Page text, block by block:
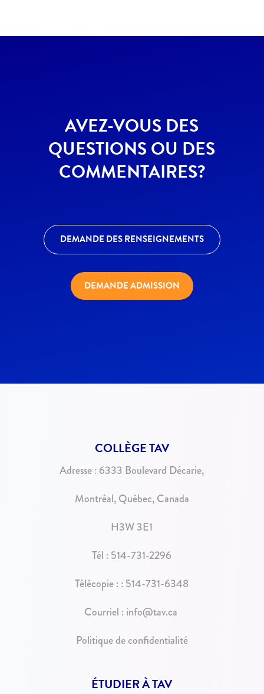
AVEZ-VOUS DES
QUESTIONS OU DES
COMMENTAIRES?
DEMANDE DES RENSEIGNEMENTS
DEMANDE ADMISSION
COLLÈGE TAV
Adresse : 6333 Boulevard Décarie,
Montréal, Québec, Canada
H3W 3E1
Tél : 514-731-2296
Télécopie : : 514-731-6348
Courriel : info@tav.ca
Politique de confidentialité
ÉTUDIER À TAV